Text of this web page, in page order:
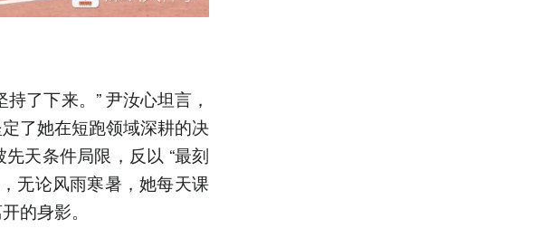
了下来。” 尹汝心坦言，
了她在短跑领域深耕的决
天条件局限，反以 “最刻
无论风雨寒暑，她每天课
的身影。